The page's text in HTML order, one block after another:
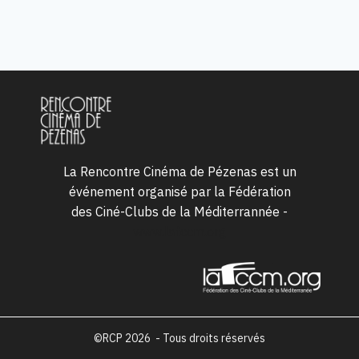
La Rencontre Cinéma de Pézenas est un
événement organisé par la Fédération
des Ciné-Clubs de la Méditerrannée -
©RCP 2026 - Tous droits réservés